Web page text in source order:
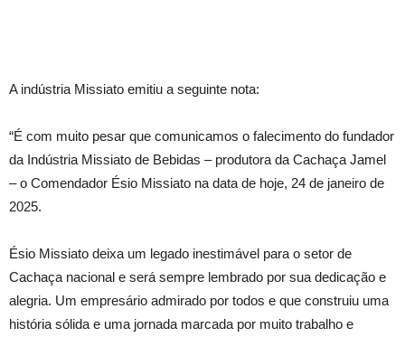
A indústria Missiato emitiu a seguinte nota:
“É com muito pesar que comunicamos o falecimento do fundador
da Indústria Missiato de Bebidas – produtora da Cachaça Jamel
– o Comendador Ésio Missiato na data de hoje, 24 de janeiro de
2025.
Ésio Missiato deixa um legado inestimável para o setor de
Cachaça nacional e será sempre lembrado por sua dedicação e
alegria. Um empresário admirado por todos e que construiu uma
história sólida e uma jornada marcada por muito trabalho e